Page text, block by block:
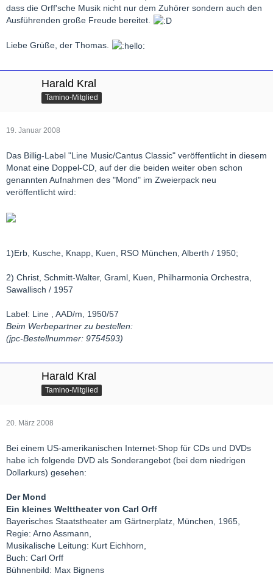
dass die Orff'sche Musik nicht nur dem Zuhörer sondern auch den
Ausführenden große Freude bereitet.
Liebe Grüße, der Thomas.
Harald Kral
Tamino-Mitglied
19. Januar 2008
Das Billig-Label "Line Music/Cantus Classic" veröffentlicht in diesem
Monat eine Doppel-CD, auf der die beiden weiter oben schon
genannten Aufnahmen des "Mond" im Zweierpack neu
veröffentlicht wird:
1)Erb, Kusche, Knapp, Kuen, RSO München, Alberth / 1950;
2) Christ, Schmitt-Walter, Graml, Kuen, Philharmonia Orchestra,
Sawallisch / 1957
Label: Line , AAD/m, 1950/57
Beim Werbepartner zu bestellen:
(jpc-Bestellnummer: 9754593)
Harald Kral
Tamino-Mitglied
20. März 2008
Bei einem US-amerikanischen Internet-Shop für CDs und DVDs
habe ich folgende DVD als Sonderangebot (bei dem niedrigen
Dollarkurs) gesehen:
Der Mond
Ein kleines Welttheater von Carl Orff
Bayerisches Staatstheater am Gärtnerplatz, München, 1965,
Regie: Arno Assmann,
Musikalische Leitung: Kurt Eichhorn,
Buch: Carl Orff
Bühnenbild: Max Bignens